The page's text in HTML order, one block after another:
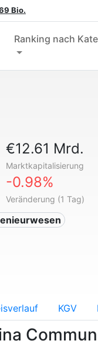
Bio.
Ranking nach
€12.61 Mrd.
Marktkapitalisierung
-0.98%
Veränderung (1 Tag)
KGV